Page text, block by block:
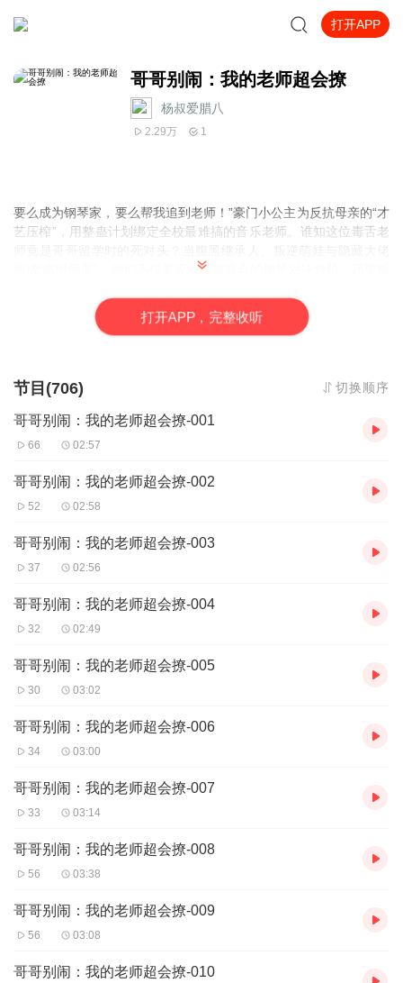
打开APP
哥哥别闹：我的老师超会撩
杨叔爱腊八
2.29万 1
要么成为钢琴家，要么帮我追到老师！”豪门小公主为反抗母亲的“才
艺压榨”，用整蛊计划绑定全校最难搞的音乐老师。谁知这位毒舌老
组成“临时同盟”，他们不仅要应对家族宴会的
然失控？老师深夜弹的诡异旋律，又藏着怎样的过去？这场始于博
弈的缘分，终将在黑白琴键上弹出 意想不到的和弦 ……
打开APP，完整收听
节目(706) 切换顺序
哥哥别闹：我的老师超会撩-001
66 02:57
哥哥别闹：我的老师超会撩-002
52 02:58
哥哥别闹：我的老师超会撩-003
37 02:56
哥哥别闹：我的老师超会撩-004
32 02:49
哥哥别闹：我的老师超会撩-005
30 03:02
哥哥别闹：我的老师超会撩-006
34 03:00
哥哥别闹：我的老师超会撩-007
33 03:14
哥哥别闹：我的老师超会撩-008
56 03:38
哥哥别闹：我的老师超会撩-009
56 03:08
哥哥别闹：我的老师超会撩-010